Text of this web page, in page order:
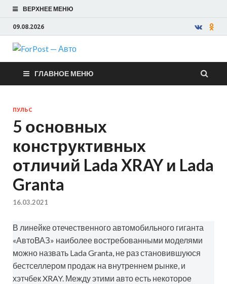
ВЕРХНЕЕ МЕНЮ
09.08.2026
ForPost —
Авто
ГЛАВНОЕ МЕНЮ
ПУЛЬС
5 основных
конструктивных
отличий Lada XRAY и Lada
Granta
16.03.2021
В линейке отечественного автомобильного гиганта
«АвтоВАЗ» наиболее востребованными моделями
можно назвать Lada Granta, не раз становившуюся
бестселлером продаж на внутреннем рынке, и
хэтчбек XRAY. Между этими авто есть некоторое